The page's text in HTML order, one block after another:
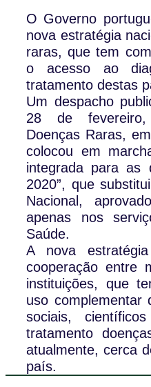
O Governo
nova estratégia
raras, que tem
o acesso ao
tratamento destas
Um despacho
28 de
Doenças Raras, em
colocou em
integrada para as
2020”, que
Nacional,
apenas nos
Saúde.
A nova
cooperação entre
instituições, que
uso complementar
sociais,
tratamento
atualmente, cerca
país.